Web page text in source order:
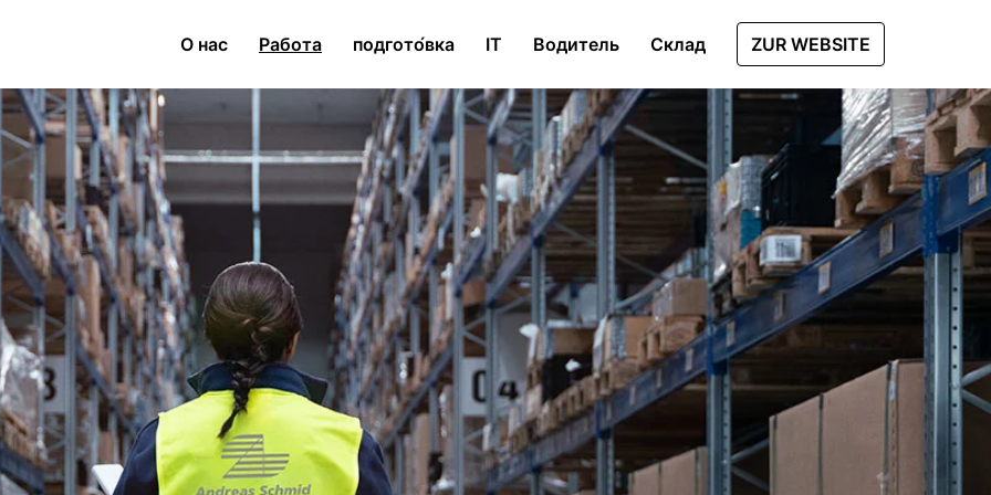
О нас Работа подгото́вка IT Водитель Склад ZUR WEBSITE